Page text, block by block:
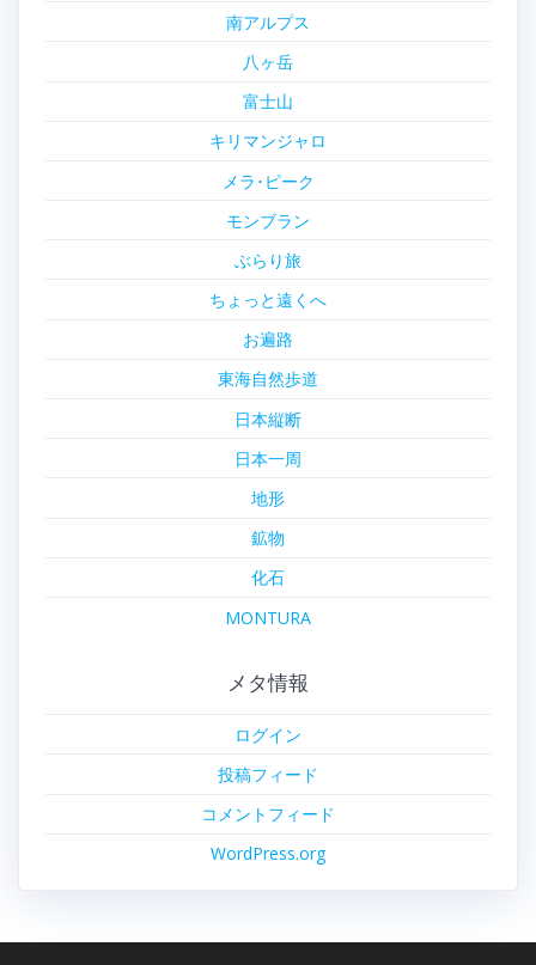
南アルプス
八ヶ岳
富士山
キリマンジャロ
メラ･ピーク
モンブラン
ぶらり旅
ちょっと遠くへ
お遍路
東海自然歩道
日本縦断
日本一周
地形
鉱物
化石
MONTURA
メタ情報
ログイン
投稿フィード
コメントフィード
WordPress.org